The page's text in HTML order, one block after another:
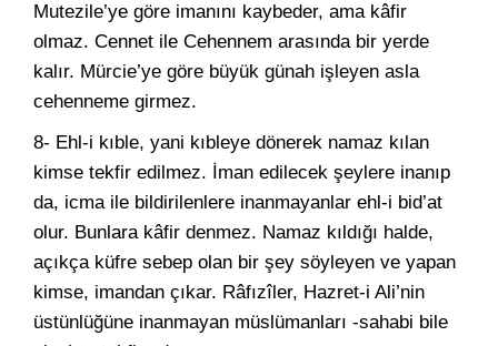
Mutezile’ye göre imanını kaybeder, ama kâfir
olmaz. Cennet ile Cehennem arasında bir yerde
kalır. Mürcie’ye göre büyük günah işleyen asla
cehenneme girmez.
8- Ehl-i kıble, yani kıbleye dönerek namaz kılan
kimse tekfir edilmez. İman edilecek şeylere inanıp
da, icma ile bildirilenlere inanmayanlar ehl-i bid’at
olur. Bunlara kâfir denmez. Namaz kıldığı halde,
açıkça küfre sebep olan bir şey söyleyen ve yapan
kimse, imandan çıkar. Râfızîler, Hazret-i Ali’nin
üstünlüğüne inanmayan müslümanları -sahabi bile